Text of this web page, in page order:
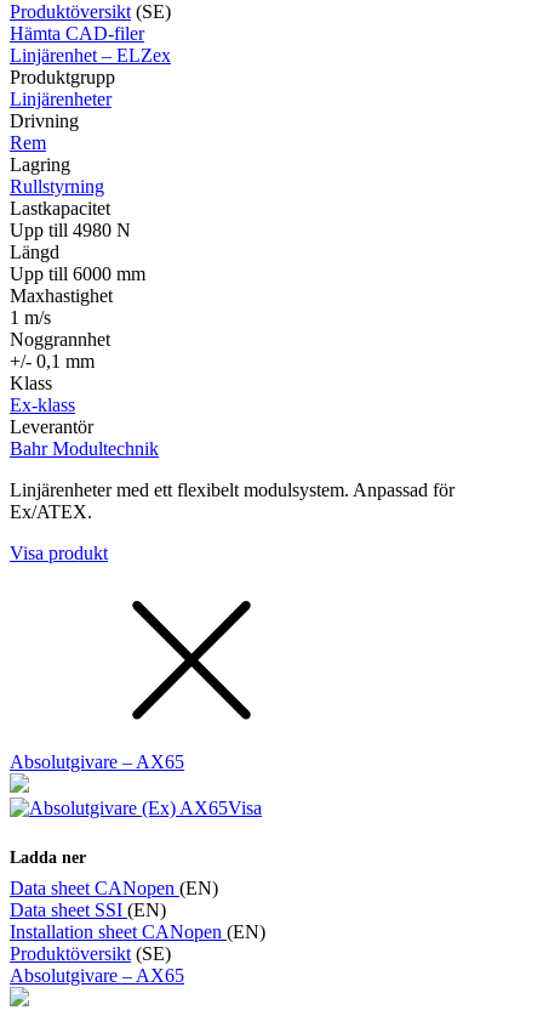
Produktöversikt (SE)
Hämta CAD-filer
Linjärenhet – ELZex
Produktgrupp
Linjärenheter
Drivning
Rem
Lagring
Rullstyrning
Lastkapacitet
Upp till 4980 N
Längd
Upp till 6000 mm
Maxhastighet
1 m/s
Noggrannhet
+/- 0,1 mm
Klass
Ex-klass
Leverantör
Bahr Modultechnik
Linjärenheter med ett flexibelt modulsystem. Anpassad för
Ex/ATEX.
Visa produkt
Absolutgivare – AX65
Visa
Ladda ner
Data sheet CANopen (EN)
Data sheet SSI (EN)
Installation sheet CANopen (EN)
Produktöversikt (SE)
Absolutgivare – AX65